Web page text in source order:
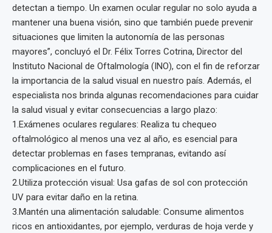
detectan a tiempo. Un examen ocular regular no solo ayuda a
mantener una buena visión, sino que también puede prevenir
situaciones que limiten la autonomía de las personas
mayores”, concluyó el Dr. Félix Torres Cotrina, Director del
Instituto Nacional de Oftalmología (INO), con el fin de reforzar
la importancia de la salud visual en nuestro país. Además, el
especialista nos brinda algunas recomendaciones para cuidar
la salud visual y evitar consecuencias a largo plazo:
1.Exámenes oculares regulares: Realiza tu chequeo
oftalmológico al menos una vez al año, es esencial para
detectar problemas en fases tempranas, evitando así
complicaciones en el futuro.
2.Utiliza protección visual: Usa gafas de sol con protección
UV para evitar daño en la retina.
3.Mantén una alimentación saludable: Consume alimentos
ricos en antioxidantes, por ejemplo, verduras de hoja verde y